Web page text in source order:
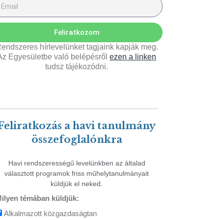
Feliratkozom
hírlevelünket tagjaink kapják meg.
Egyesületbe való belépésről ezen a linken
tudsz tájékozódni.
a havi tanulmány
összefoglalónkra
Havi rendszerességű levelünkben az általad
választott programok friss műhelytanulmányait
küldjük el neked.
témában küldjük:
Alkalmazott közgazdaságtan